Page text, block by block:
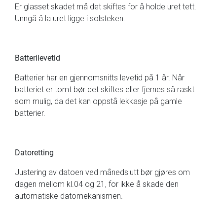
Er glasset skadet må det skiftes for å holde uret tett.
Unngå å la uret ligge i solsteken.
Batterilevetid
Batterier har en gjennomsnitts levetid på 1 år. Når
batteriet er tomt bør det skiftes eller fjernes så raskt
som mulig, da det kan oppstå lekkasje på gamle
batterier.
Datoretting
Justering av datoen ved månedslutt bør gjøres om
dagen mellom kl.04 og 21, for ikke å skade den
automatiske datomekanismen.